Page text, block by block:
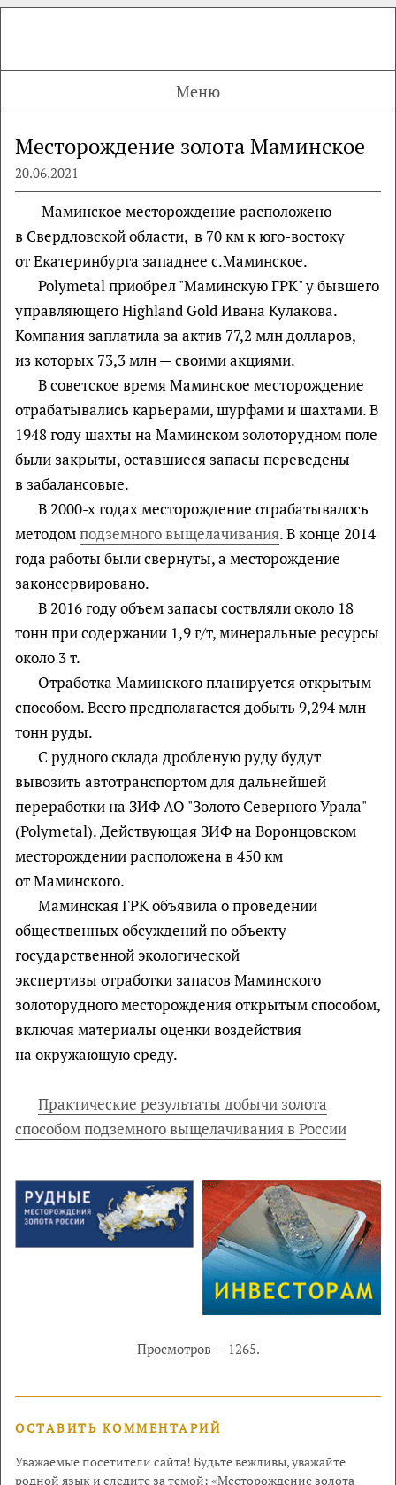
Меню
Месторождение золота Маминское
20.06.2021
Маминское месторождение расположено
в Свердловской области, в 70 км к юго-востоку
от Екатеринбурга западнее с.Маминское.
Polymetal приобрел "Маминскую ГРК" у бывшего
управляющего Highland Gold Ивана Кулакова.
Компания заплатила за актив 77,2 млн долларов,
из которых 73,3 млн — своими акциями.
В советское время Маминское месторождение
отрабатывались карьерами, шурфами и шахтами. В
1948 году шахты на Маминском золоторудном поле
были закрыты, оставшиеся запасы переведены
в забалансовые.
В 2000-х годах месторождение отрабатывалось
методомподземного выщелачивания. В конце 2014
года работы были свернуты, а месторождение
законсервировано.
В 2016 году объем запасы соствляли около 18
тонн при содержании 1,9 г/т, минеральные ресурсы
около 3 т.
Отработка Маминского планируется открытым
способом. Всего предполагается добыть 9,294 млн
тонн руды.
С рудного склада дробленую руду будут
вывозить автотранспортом для дальнейшей
переработки на ЗИФ АО "Золото Северного Урала"
(Polymetal). Действующая ЗИФ на Воронцовском
месторождении расположена в 450 км
от Маминского.
Маминская ГРК объявила о проведении
общественных обсуждений по объекту
государственной экологической
экспертизы отработки запасов Маминского
золоторудного месторождения открытым способом,
включая материалы оценки воздействия
на окружающую среду.
Практические результаты добычи золота
способом подземного выщелачивания в России
Просмотров — 1265.
ОСТАВИТЬ КОММЕНТАРИЙ
Уважаемые посетители сайта! Будьте вежливы, уважайте
родной язык и следите за темой: «Месторождение золота